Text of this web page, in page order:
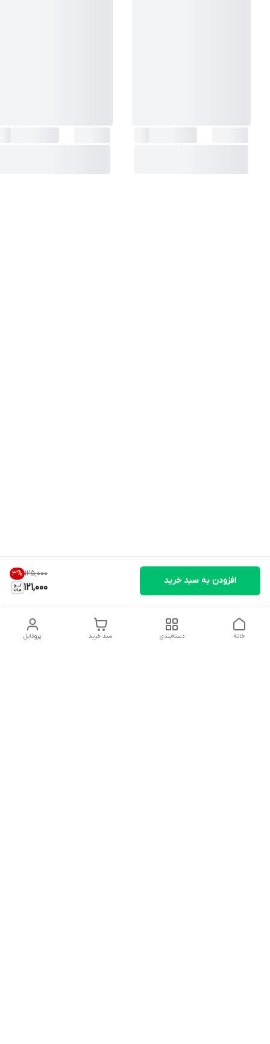
۱۲۵٬۰۰۰ 3%
121,000
افزودن به سبد خرید
پروفایل سبد خرید دسته‌بندی خانه